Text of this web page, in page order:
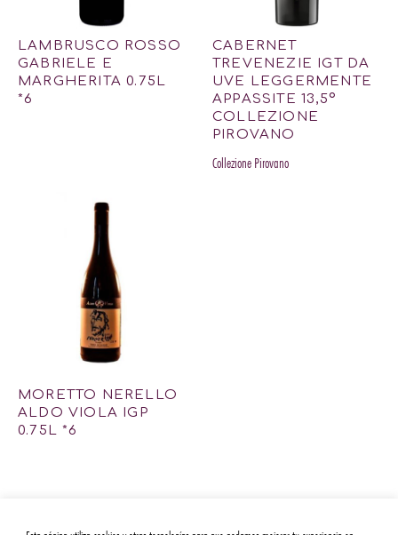
LAMBRUSCO ROSSO
GABRIELE E
MARGHERITA 0.75L
*6
CABERNET
TREVENEZIE IGT DA
UVE LEGGERMENTE
APPASSITE 13,5º
COLLEZIONE
PIROVANO
Collezione Pirovano
MORETTO NERELLO
ALDO VIOLA IGP
0.75L *6